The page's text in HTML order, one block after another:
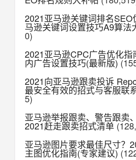
2021亚马逊关键词排名SEO
马逊关键词设置技巧A9算法
0)
2021亚马逊CPC广告优化指
内广告设置技巧(最新版)
2021向亚马逊跟卖投诉
最安全有效的招式与客服联
5)
亚马逊举报跟卖、警告跟卖
2021赶走跟卖招式清单
亚马逊图片要求最佳尺寸？
主图优化指南(专家建议)